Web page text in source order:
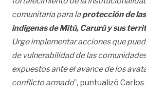
comunitaria para laprotección de
indígenas de Mitú, Carurú y sus
Urge implementar acciones que
de vulnerabilidad de las
expuestos ante el avance de los
conflicto armado”, puntualizó Carlos